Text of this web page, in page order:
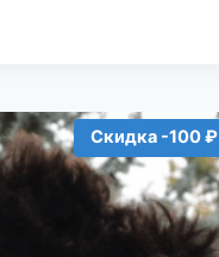
Скидка -100 ₽